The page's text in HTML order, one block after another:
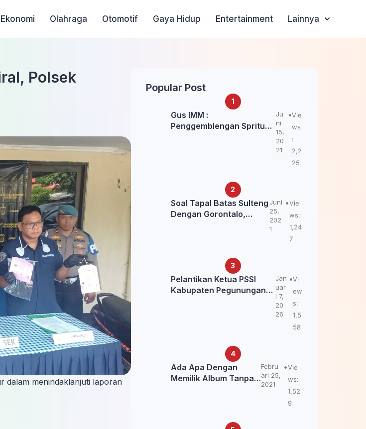
Ekonomi Olahraga Otomotif Gaya Hidup Entertainment Lainnya
Polsek
dalam menindaklanjuti laporan
Popular Post
Gus IMM :
Penggemblengan Spritual
Ju
ni
15,
20
21
Vie
ws
:
2,2
25
Soal Tapal Batas Sulteng
Dengan Gorontalo,
Juni
25,
202
1
Vie
ws:
1,24
7
Pelantikan Ketua PSSI
Kabupaten Pegunungan
Jan
uar
i 7,
20
26
Vi
ew
s:
1,5
58
Ada Apa Dengan
Memilik Album Tanpa
Febru
ari 25,
2021
Vie
ws:
1,52
9